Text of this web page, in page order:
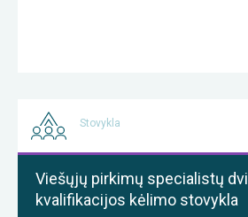
Stovykla
Viešųjų pirkimų specialistų
kvalifikacijos kėlimo stovykla